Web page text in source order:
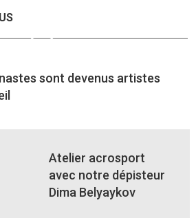
sont devenus artistes
Atelier acrosport
avec notre dépisteur
Dima Belyaykov